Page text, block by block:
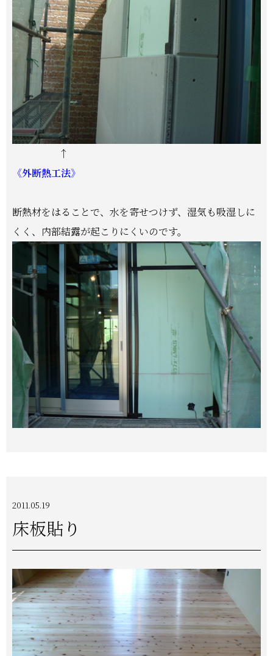
↑
《外断熱工法》
断熱材をはることで、水を寄せつけず、湿気も吸湿しに
くく、内部結露が起こりにくいのです。
2011.05.19
床板貼り